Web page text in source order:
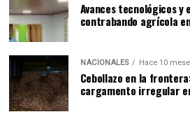
Avances tecnológicos
contrabando agrícola
NACIONALES Hace 10
Cebollazo en la
cargamento irregular